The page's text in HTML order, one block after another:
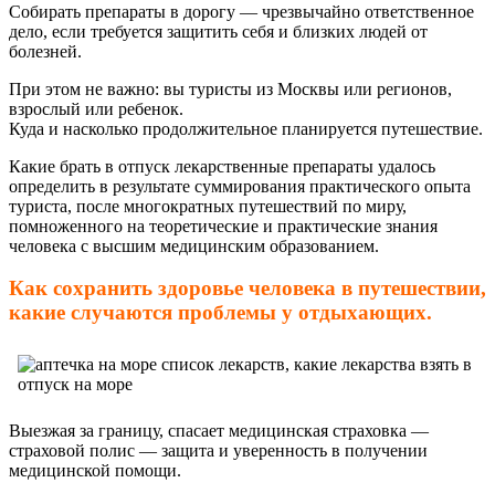
Собирать препараты в дорогу — чрезвычайно ответственное
дело, если требуется защитить себя и близких людей от
болезней.
При этом не важно: вы туристы из Москвы или регионов,
взрослый или ребенок.
Куда и насколько продолжительное планируется путешествие.
Какие брать в отпуск лекарственные препараты удалось
определить в результате суммирования практического опыта
туриста, после многократных путешествий по миру,
помноженного на теоретические и практические знания
человека с высшим медицинским образованием.
Как сохранить здоровье человека в путешествии,
какие случаются проблемы у отдыхающих.
Выезжая за границу, спасает медицинская страховка —
страховой полис — защита и уверенность в получении
медицинской помощи.